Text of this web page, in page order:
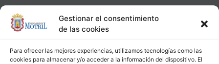
Gestionar el consentimiento
de las cookies
Para ofrecer las mejores experiencias, utilizamos tecnologías como las
cookies para almacenar y/o acceder a la información del dispositivo. El
Ayuntamiento de Motril, Plaza de España, 1, 18600, Motril,
(Granada), CIF: P1814200J, DIR3: L01181400